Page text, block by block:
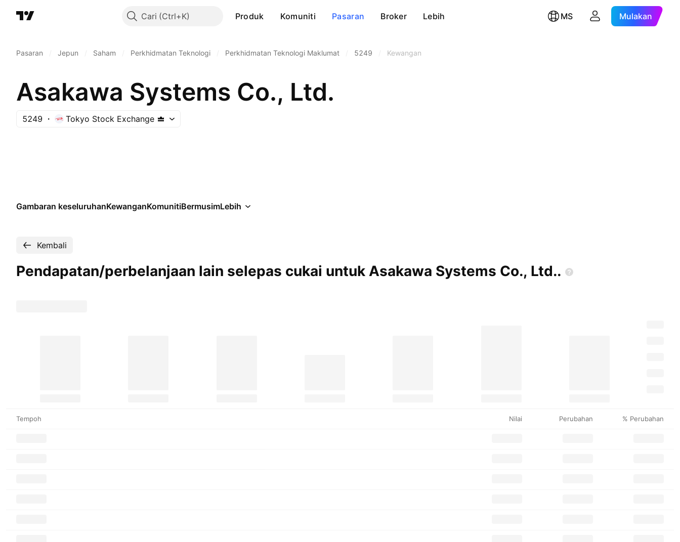
Cari Produk Komuniti Pasaran Broker Lebih MS Mulakan
Pasaran Jepun Saham Perkhidmatan Teknologi Perkhidmatan Teknologi Maklumat 5249 Kewangan
Asakawa Systems Co., Ltd.
5249 Tokyo Stock Exchange
Gambaran keseluruhanKewanganKomunitiBermusimLebih
Kembali
Pendapatan/perbelanjaan lain selepas cukai untuk Asakawa Systems Co., Ltd..
Tempoh Nilai Perubahan % Perubahan